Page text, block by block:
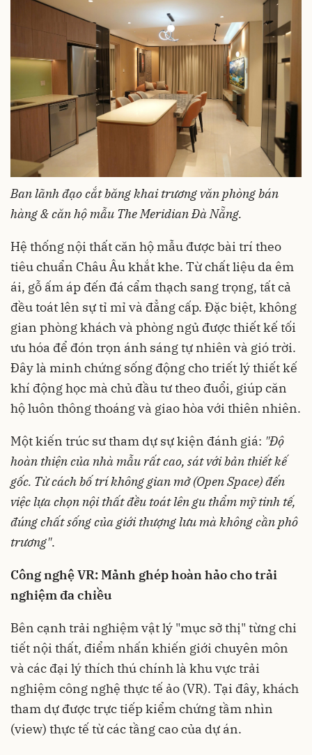
Ban lãnh đạo cắt băng khai trương văn phòng bán
hàng & căn hộ mẫu The Meridian Đà Nẵng.
Hệ thống nội thất căn hộ mẫu được bài trí theo
tiêu chuẩn Châu Âu khắt khe. Từ chất liệu da êm
ái, gỗ ấm áp đến đá cẩm thạch sang trọng, tất cả
đều toát lên sự tỉ mỉ và đẳng cấp. Đặc biệt, không
gian phòng khách và phòng ngủ được thiết kế tối
ưu hóa để đón trọn ánh sáng tự nhiên và gió trời.
Đây là minh chứng sống động cho triết lý thiết kế
khí động học mà chủ đầu tư theo đuổi, giúp căn
hộ luôn thông thoáng và giao hòa với thiên nhiên.
Một kiến trúc sư tham dự sự kiện đánh giá: "Độ
hoàn thiện của nhà mẫu rất cao, sát với bản thiết kế
gốc. Từ cách bố trí không gian mở (Open Space) đến
việc lựa chọn nội thất đều toát lên gu thẩm mỹ tinh tế,
đúng chất sống của giới thượng lưu mà không cần phô
trương".
Công nghệ VR: Mảnh ghép hoàn hảo cho trải
nghiệm đa chiều
Bên cạnh trải nghiệm vật lý "mục sở thị" từng chi
tiết nội thất, điểm nhấn khiến giới chuyên môn
và các đại lý thích thú chính là khu vực trải
nghiệm công nghệ thực tế ảo (VR). Tại đây, khách
tham dự được trực tiếp kiểm chứng tầm nhìn
(view) thực tế từ các tầng cao của dự án.